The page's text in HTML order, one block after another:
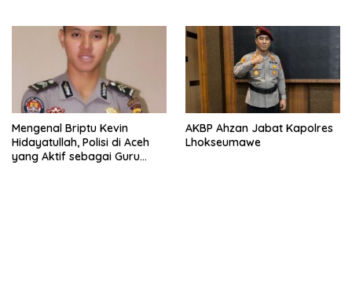
Mengenal Briptu Kevin
Hidayatullah, Polisi di Aceh
yang Aktif sebagai Guru
AKBP Ahzan Jabat Kapolres
Lhokseumawe